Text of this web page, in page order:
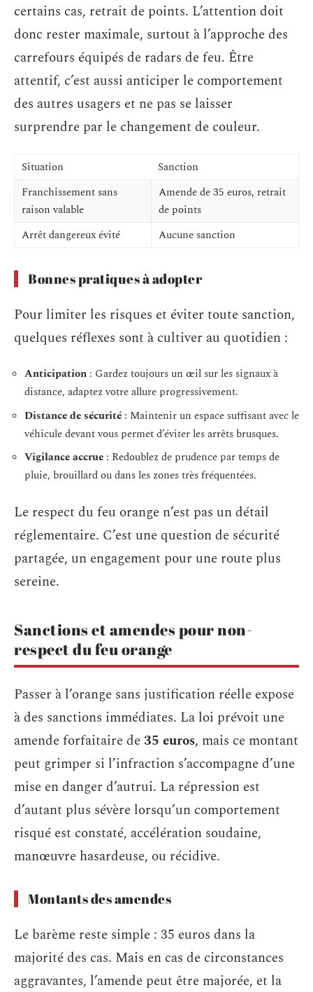
certains cas, retrait de points. L’attention doit
donc rester maximale, surtout à l’approche des
carrefours équipés de radars de feu. Être
attentif, c’est aussi anticiper le comportement
des autres usagers et ne pas se laisser
surprendre par le changement de couleur.
Situation
Sanction
Franchissement sans
raison valable
Amende de 35 euros, retrait
de points
Arrêt dangereux évité
Aucune sanction
Bonnes pratiques à adopter
Pour limiter les risques et éviter toute sanction,
quelques réflexes sont à cultiver au quotidien :
Anticipation : Gardez toujours un œil sur les signaux à
distance, adaptez votre allure progressivement.
Distance de sécurité : Maintenir un espace suffisant avec le
véhicule devant vous permet d’éviter les arrêts brusques.
Vigilance accrue : Redoublez de prudence par temps de
pluie, brouillard ou dans les zones très fréquentées.
Le respect du feu orange n’est pas un détail
réglementaire. C’est une question de sécurité
partagée, un engagement pour une route plus
sereine.
Sanctions et amendes pour non-
respect du feu orange
Passer à l’orange sans justification réelle expose
à des sanctions immédiates. La loi prévoit une
amende forfaitaire de35 euros, mais ce montant
peut grimper si l’infraction s’accompagne d’une
mise en danger d’autrui. La répression est
d’autant plus sévère lorsqu’un comportement
risqué est constaté, accélération soudaine,
manœuvre hasardeuse, ou récidive.
Montants des amendes
Le barème reste simple : 35 euros dans la
majorité des cas. Mais en cas de circonstances
aggravantes, l’amende peut être majorée, et la